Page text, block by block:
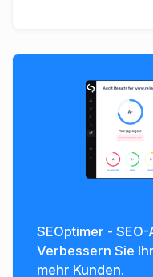
SEOptimer -
Verbessern Sie
mehr Kunden.